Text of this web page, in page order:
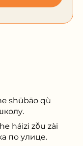
shūbāo qù
háizi zǒu zài
по улице.